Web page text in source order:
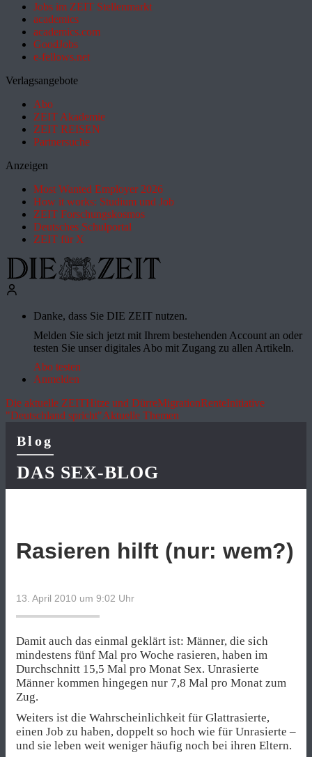
Jobs im ZEIT Stellenmarkt
academics
academics.com
GoodJobs
e-fellows.net
Verlagsangebote
Abo
ZEIT Akademie
ZEIT REISEN
Partnersuche
Anzeigen
Most Wanted Employer 2026
How it works: Studium und Job
ZEIT Forschungskosmos
Deutsches Schulportal
ZEIT für X
Danke, dass Sie DIE ZEIT nutzen.
Melden Sie sich jetzt mit Ihrem bestehenden Account an oder
testen Sie unser digitales Abo mit Zugang zu allen Artikeln.
Abo testen
Anmelden
Die aktuelle ZEITHitze und DürreMigrationRenteInitiative
"Deutschland spricht"Aktuelle Themen
Blog
DAS SEX-BLOG
Rasieren hilft (nur: wem?)
13. April 2010 um 9:02 Uhr
Damit auch das einmal geklärt ist: Männer, die sich
mindestens fünf Mal pro Woche rasieren, haben im
Durchschnitt 15,5 Mal pro Monat Sex. Unrasierte
Männer kommen hingegen nur 7,8 Mal pro Monat zum
Zug.
Weiters ist die Wahrscheinlichkeit für Glattrasierte,
einen Job zu haben, doppelt so hoch wie für Unrasierte –
und sie leben weit weniger häufig noch bei ihren Eltern.